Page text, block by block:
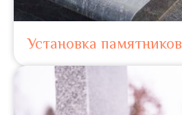
Установка памятников